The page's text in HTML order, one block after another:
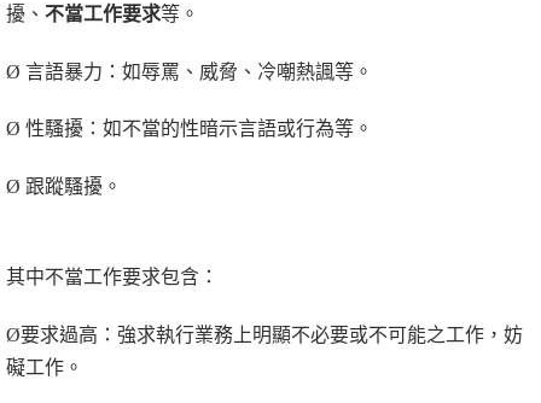
擾、 不當工作要求等。
Ø 言語暴力：如辱罵、威脅、冷嘲熱諷等。
Ø 性騷擾：如不當的性暗示言語或行為等。
Ø 跟蹤騷擾。
其中不當工作要求包含：
Ø要求過高：強求執行業務上明顯不必要或不可能之工作，妨
礙工作。